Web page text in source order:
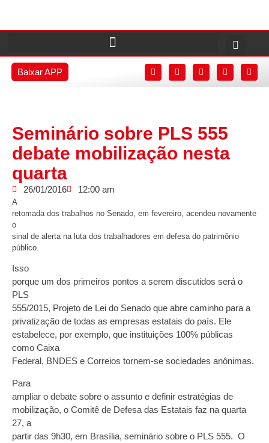
Baixar APP
Seminário sobre PLS 555
debate mobilização nesta
quarta
26/01/2016 12:00 am
A
retomada dos trabalhos no Senado, em fevereiro, acendeu novamente
o
sinal de alerta na luta dos trabalhadores em defesa do patrimônio
público.
Isso
porque um dos primeiros pontos a serem discutidos será o
PLS
555/2015, Projeto de Lei do Senado que abre caminho para a
privatização de todas as empresas estatais do país. Ele
estabelece, por exemplo, que instituições 100% públicas
como Caixa
Federal, BNDES e Correios tornem-se sociedades anônimas.
Para
ampliar o debate sobre o assunto e definir estratégias de
mobilização, o Comitê de Defesa das Estatais faz na quarta
27, a
partir das 9h30, em Brasília, seminário sobre o PLS 555. O